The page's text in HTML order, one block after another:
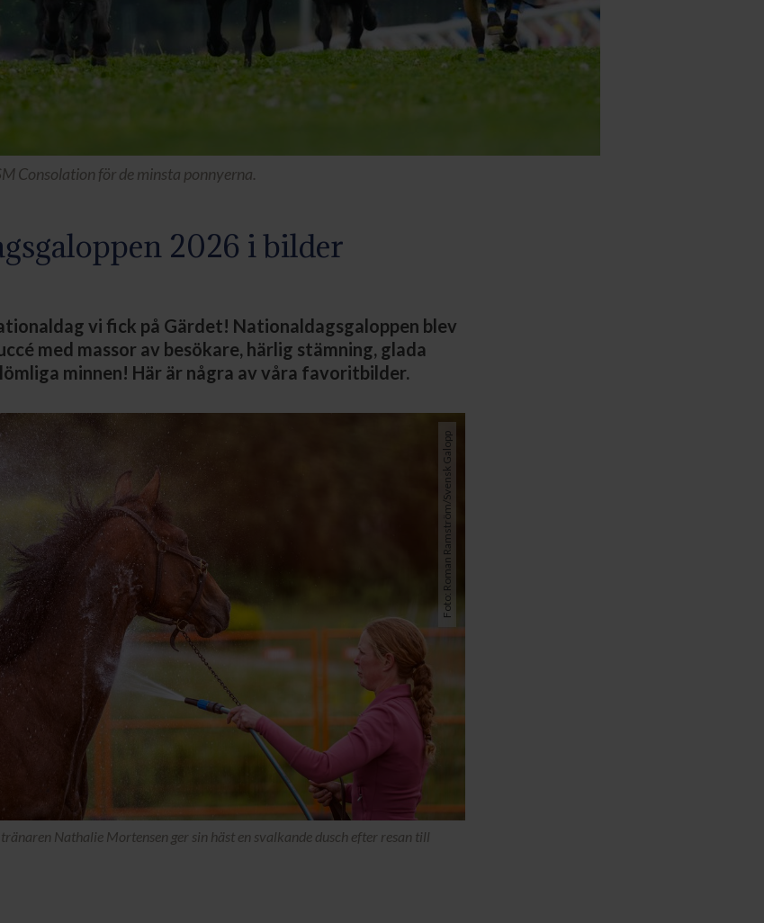
Consolation för de minsta ponnyerna.
2026 i bilder
vi fick på Gärdet! Nationaldagsgaloppen blev
med massor av besökare, härlig stämning, glada
minnen! Här är några av våra favoritbilder.
Foto: Roman Ramström/Svensk Galopp
Nathalie Mortensen ger sin häst en svalkande dusch efter resan till